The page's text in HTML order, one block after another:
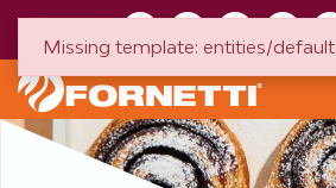
Missing template: entities/default